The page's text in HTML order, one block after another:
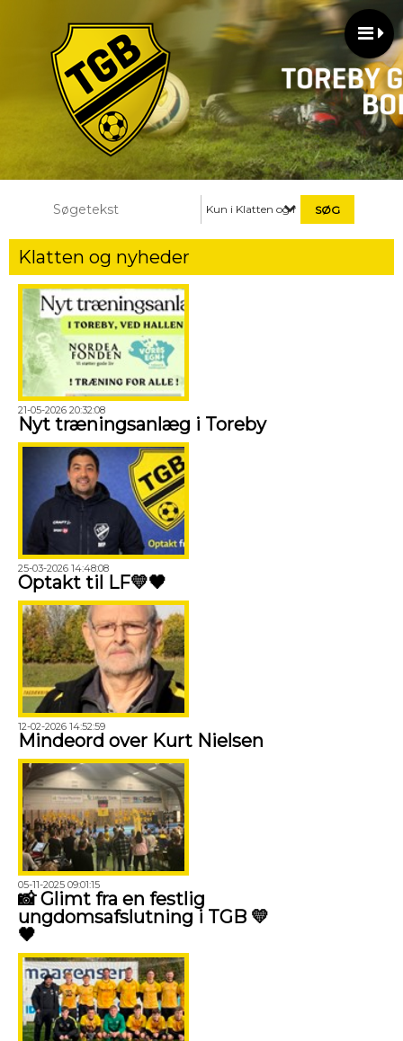
Kun i Klatten og nyheder
Klatten og nyheder
21-05-2026 20:32:08
Nyt træningsanlæg i Toreby
25-03-2026 14:48:08
Optakt til LF💛🖤
12-02-2026 14:52:59
Mindeord over Kurt Nielsen
05-11-2025 09:01:15
📸 Glimt fra en festlig
ungdomsafslutning i TGB 💛
🖤